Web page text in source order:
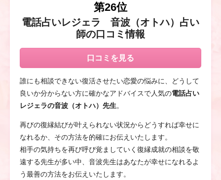
第26位
電話占いレジェラ 音波（オトハ）占い
師の口コミ情報
口コミを見る
誰にも相談できない復活させたい恋愛の悩みに、どうして
良いか分からない方に確かなアドバイスで人気の電話占い
レジェラの音波（オトハ）先生。
再びの復縁結びが叶えられない状況からどうすれば幸せに
なれるか、その方法を的確にお伝えいたします。
相手の気持ちを再び呼び覚ましていく復縁成就の相談を敬
遠する先生が多い中、音波先生はあなたが幸せになれるよ
う最善の方法をお伝えいたします。